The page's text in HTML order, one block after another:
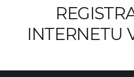
INTERNETU